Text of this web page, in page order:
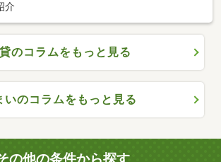
介
のコラムをもっと見る
いのコラムをもっと見る
の他の条件から探す